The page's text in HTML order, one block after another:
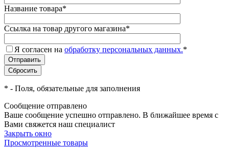
Название товара*
Ссылка на товар другого магазина*
Я согласен на обработку персональных данных.*
* - Поля, обязательные для заполнения
Сообщение отправлено
Ваше сообщение успешно отправлено. В ближайшее время с
Вами свяжется наш специалист
Закрыть окно
Просмотренные товары